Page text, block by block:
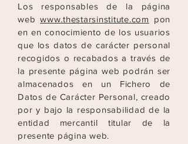
Los responsables de la página
webwww.thestarsinstitute.com
pon
en en conocimiento de los usuarios
que los datos de carácter personal
recogidos o recabados a través de
la presente página web podrán ser
almacenados en un Fichero de
Datos de Carácter Personal, creado
por y bajo la responsabilidad de la
entidad mercantil titular de la
presente página web.